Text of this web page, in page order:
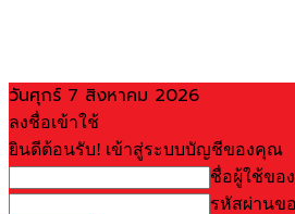
วันศุกร์ 7 สิงหาคม 2026
ลงชื่อเข้าใช้
ยินดีต้อนรับ! เข้าสู่ระบบบัญชีของคุณ
ชื่อผู้ใช้ขอ
รหัสผ่านข